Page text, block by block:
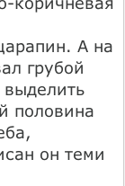
А на
грубой
половина
он теми